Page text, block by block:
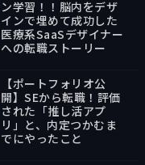
ン学習！！脳内をデザ
インで埋めて成功した
医療系SaaSデザイナー
への転職ストーリー
【ポートフォリオ公
開】SEから転職！評価
された「推し活アプ
リ」と、内定つかむま
でにやったこと